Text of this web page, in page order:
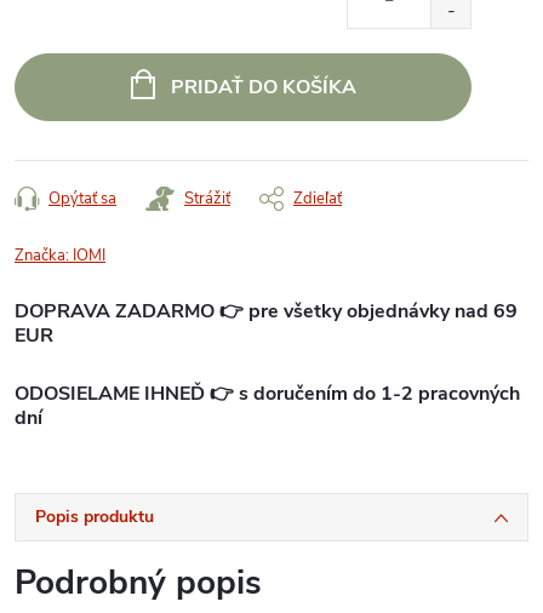
PRIDAŤ DO KOŠÍKA
Opýtať sa Strážiť Zdieľať
Značka: IOMI
DOPRAVA ZADARMO 👉 pre všetky objednávky nad 69
EUR
ODOSIELAME IHNEĎ 👉 s doručením do 1-2 pracovných
dní
Popis produktu
Podrobný popis